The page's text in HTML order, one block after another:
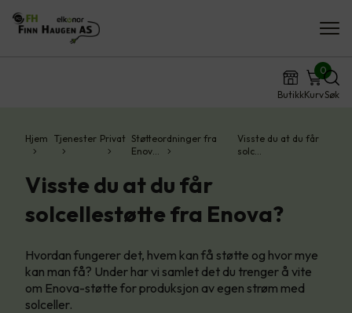
ButikkKurv
0
Søk
Hjem Tjenester Privat Støtteordninger fra
Enov…
Visste du at du får
solc…
Visste du at du får
solcellestøtte fra Enova?
Hvordan fungerer det, hvem kan få støtte og hvor mye
kan man få? Under har vi samlet det du trenger å vite
om Enova-støtte for produksjon av egen strøm med
solceller.